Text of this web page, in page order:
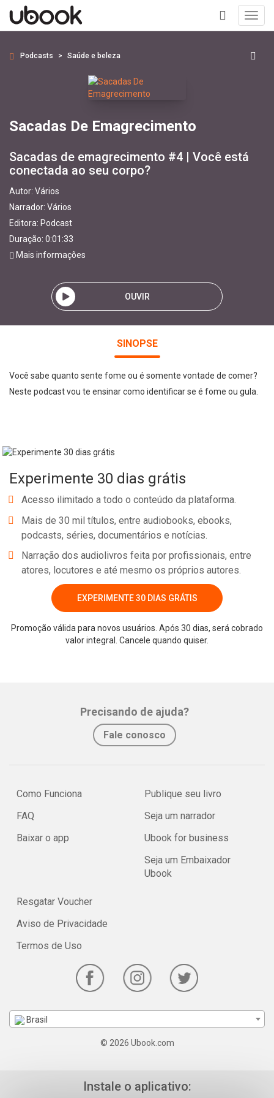
+
Podcasts Saúde e beleza
Sacadas De Emagrecimento
Sacadas de emagrecimento #4 | Você está
conectada ao seu corpo?
Autor: Vários
Narrador: Vários
Editora: Podcast
Duração: 0:01:33
Mais informações
OUVIR
SINOPSE
Você sabe quanto sente fome ou é somente vontade de comer?
Neste podcast vou te ensinar como identificar se é fome ou gula.
Experimente 30 dias grátis
Acesso ilimitado a todo o conteúdo da plataforma.
Mais de 30 mil títulos, entre audiobooks, ebooks,
podcasts, séries, documentários e notícias.
Narração dos audiolivros feita por profissionais, entre
atores, locutores e até mesmo os próprios autores.
EXPERIMENTE 30 DIAS GRÁTIS
Promoção válida para novos usuários. Após 30 dias, será cobrado
valor integral. Cancele quando quiser.
Precisando de ajuda?
Fale conosco
Como Funciona
FAQ
Baixar o app
Publique seu livro
Seja um narrador
Ubook for business
Seja um Embaixador
Ubook
Resgatar Voucher
Aviso de Privacidade
Termos de Uso
Brasil
© 2026 Ubook.com
Instale o aplicativo: